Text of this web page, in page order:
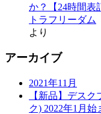
か？【24時間表
トラフリーダム
より
アーカイブ
2021年11月
【新品】デス
ク) 2022年1月始